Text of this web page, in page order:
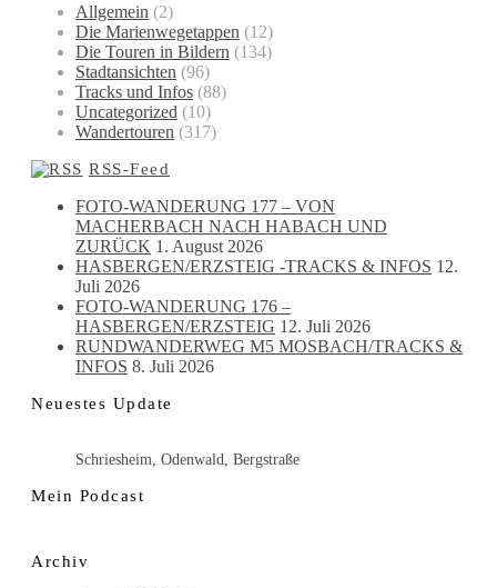
Allgemein (2)
Die Marienwegetappen (12)
Die Touren in Bildern (134)
Stadtansichten (96)
Tracks und Infos (88)
Uncategorized (10)
Wandertouren (317)
RSS-Feed
FOTO-WANDERUNG 177 – VON
MACHERBACH NACH HABACH UND
ZURÜCK 1. August 2026
HASBERGEN/ERZSTEIG -TRACKS & INFOS 12.
Juli 2026
FOTO-WANDERUNG 176 –
HASBERGEN/ERZSTEIG 12. Juli 2026
RUNDWANDERWEG M5 MOSBACH/TRACKS &
INFOS 8. Juli 2026
Neuestes Update
Schriesheim, Odenwald, Bergstraße
Mein Podcast
Archiv